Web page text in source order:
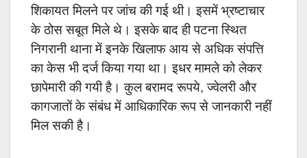
शिकायत मिलने पर जांच की गई थी। इसमें भ्रष्टाचार
के ठोस सबूत मिले थे। इसके बाद ही पटना स्थित
निगरानी थाना में इनके खिलाफ आय से अधिक संपत्ति
का केस भी दर्ज किया गया था। इधर मामले को लेकर
छापेमारी की गयी है। कुल बरामद रूपये, ज्वेलरी और
कागजातों के संबंध में आधिकारिक रूप से जानकारी नहीं
मिल सकी है।